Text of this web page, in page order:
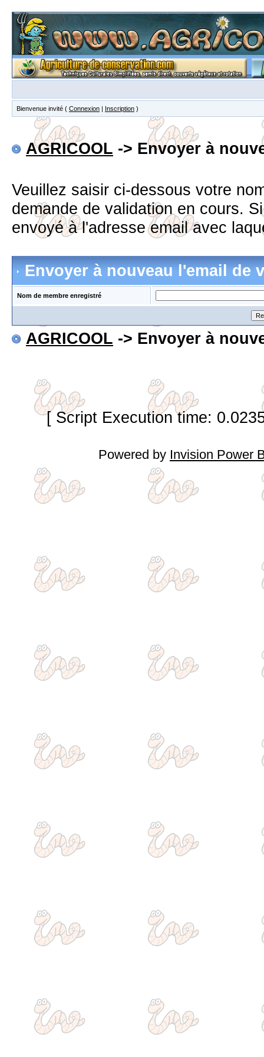
Bienvenue invité ( Connexion | Inscription )
AGRICOOL -> Envoyer à
Veuillez saisir ci-dessous votre
demande de validation en cours.
envoyé à l'adresse email avec
Envoyer à nouveau l'email de
Nom de membre enregistré
AGRICOOL -> Envoyer à
[ Script Execution time:
Powered by Invision Power